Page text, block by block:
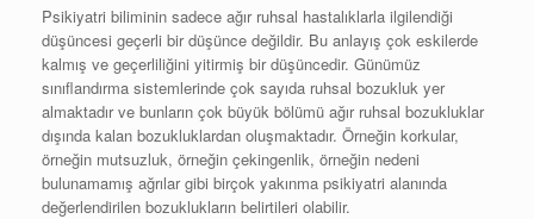
Psikiyatri biliminin sadece ağır ruhsal hastalıklarla ilgilendiği
düşüncesi geçerli bir düşünce değildir. Bu anlayış çok eskilerde
kalmış ve geçerliliğini yitirmiş bir düşüncedir. Günümüz
sınıflandırma sistemlerinde çok sayıda ruhsal bozukluk yer
almaktadır ve bunların çok büyük bölümü ağır ruhsal bozukluklar
dışında kalan bozukluklardan oluşmaktadır. Örneğin korkular,
örneğin mutsuzluk, örneğin çekingenlik, örneğin nedeni
bulunamamış ağrılar gibi birçok yakınma psikiyatri alanında
değerlendirilen bozuklukların belirtileri olabilir.